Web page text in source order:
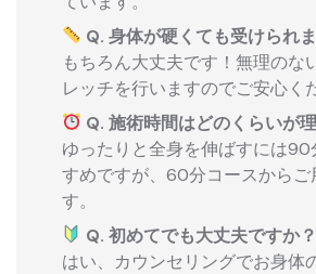
Q. 身体が硬くても受けられ
もちろん大丈夫です！無理のな
レッチを行いますのでご安心く
Q. 施術時間はどのくらいが
ゆったりと全身を伸ばすには90
すめですが、60分コースからご
す。
Q. 初めてでも大丈夫ですか？
はい、カウンセリングでお身体